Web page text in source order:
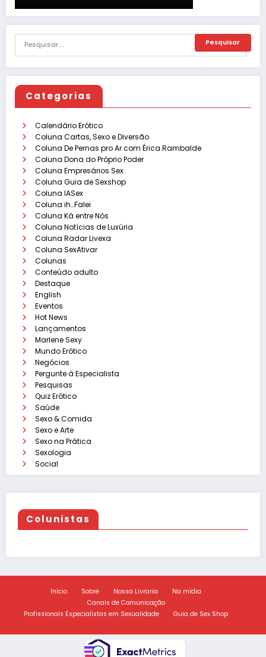
Categorias
Calendário Erótico
Coluna Cartas, Sexo e Diversão
Coluna De Pernas pro Ar com Érica Rambalde
Coluna Dona do Próprio Poder
Coluna Empresários Sex
Coluna Guia de Sexshop
Coluna IASex
Coluna ih…Falei
Coluna Ká entre Nós
Coluna Notícias de Luxúria
Coluna Radar Livexa
Coluna SexAtivar
Colunas
Conteúdo adulto
Destaque
English
Eventos
Hot News
Lançamentos
Marlene Sexy
Mundo Erótico
Negócios
Pergunte à Especialista
Pesquisas
Quiz Erótico
Saúde
Sexo & Comida
Sexo e Arte
Sexo na Prática
Sexologia
Social
Colunistas
Início Sobre Nossa Livraria
Na mídia
Canais de Comunicação
Profissionais Especialistas em Sexualidade
Guia de Sex Shop